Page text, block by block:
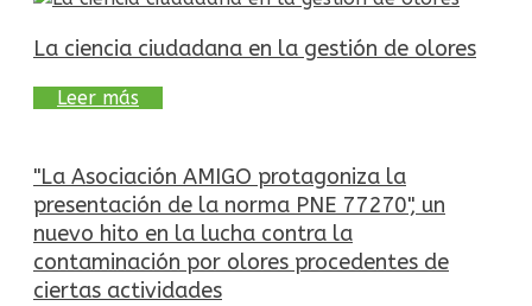
La ciencia ciudadana en la gestión de olores
Leer más
"La Asociación AMIGO protagoniza la
presentación de la norma PNE 77270", un
nuevo hito en la lucha contra la
contaminación por olores procedentes de
ciertas actividades